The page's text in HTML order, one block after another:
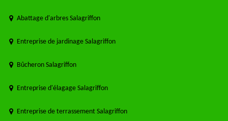
Abattage d'arbres Salagriffon
Entreprise de jardinage Salagriffon
Bûcheron Salagriffon
Entreprise d'élagage Salagriffon
Entreprise de terrassement Salagriffon